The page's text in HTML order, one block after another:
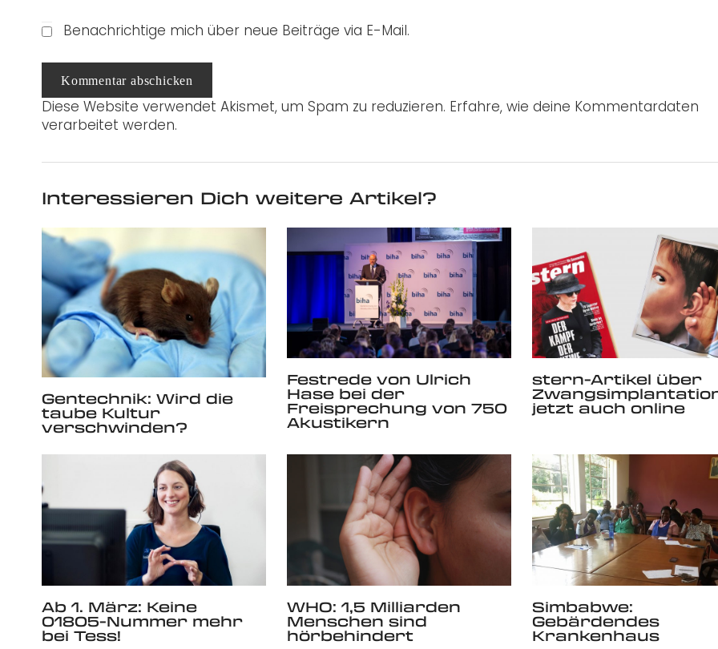
Benachrichtige mich über neue Beiträge via E-Mail.
Kommentar abschicken
Diese Website verwendet Akismet, um Spam zu reduzieren. Erfahre, wie deine Kommentardaten
verarbeitet werden.
Interessieren Dich weitere Artikel?
Gentechnik: Wird die
taube Kultur
verschwinden?
Festrede von Ulrich
Hase bei der
Freisprechung von 750
Akustikern
stern-Artikel über
jetzt auch online
Ab 1. März: Keine
01805-Nummer mehr
bei Tess!
WHO: 1,5 Milliarden
Menschen sind
hörbehindert
Simbabwe:
Gebärdendes
Krankenhaus